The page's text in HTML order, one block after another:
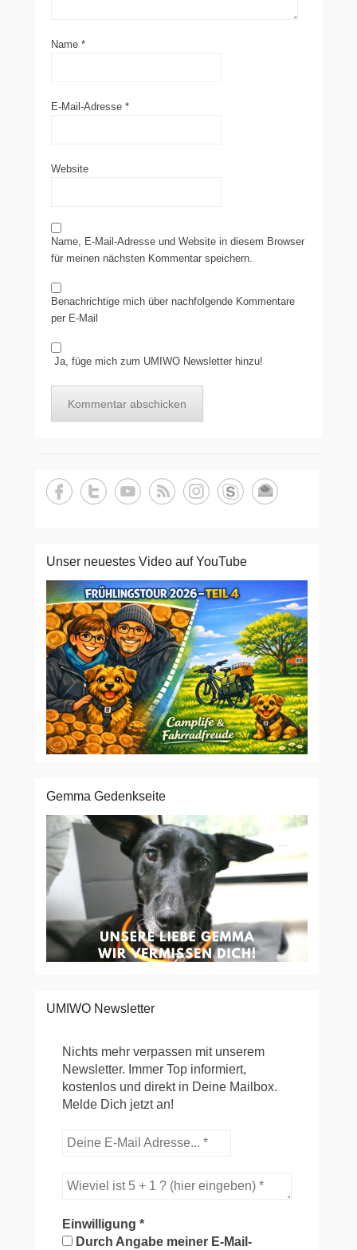
Name *
E-Mail-Adresse *
Website
Name, E-Mail-Adresse und Website in diesem Browser
für meinen nächsten Kommentar speichern.
Benachrichtige mich über nachfolgende Kommentare
per E-Mail
Ja, füge mich zum UMIWO Newsletter hinzu!
Unser neuestes Video auf YouTube
Gemma Gedenkseite
UMIWO Newsletter
Nichts mehr verpassen mit unserem
Newsletter. Immer Top informiert,
kostenlos und direkt in Deine Mailbox.
Melde Dich jetzt an!
Einwilligung*
Durch Angabe meiner E-Mail-